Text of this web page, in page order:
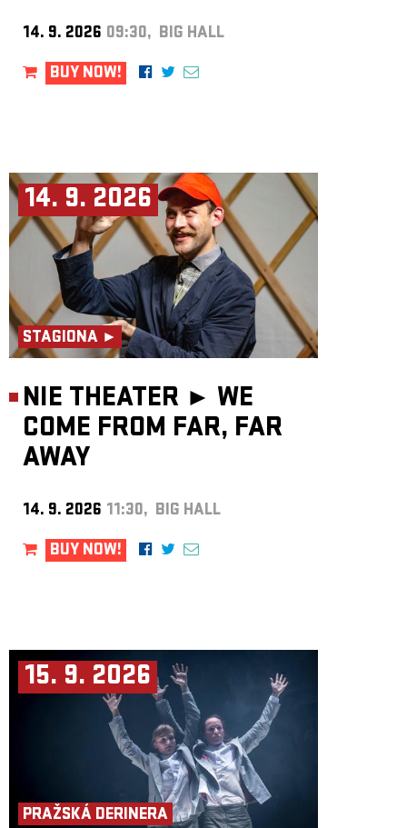
14. 9. 2026 09:30, BIG HALL
BUY NOW!
14. 9. 2026
STAGIONA ►
NIE THEATER ► WE
COME FROM FAR, FAR
AWAY
14. 9. 2026 11:30, BIG HALL
BUY NOW!
15. 9. 2026
PRAŽSKÁ DERINERA